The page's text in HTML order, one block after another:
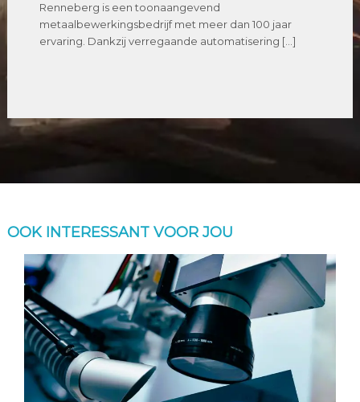
Renneberg is een toonaangevend
metaalbewerkingsbedrijf met meer dan 100 jaar
ervaring. Dankzij verregaande automatisering […]
OOK INTERESSANT VOOR JOU